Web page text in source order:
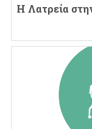
H Λατρεία